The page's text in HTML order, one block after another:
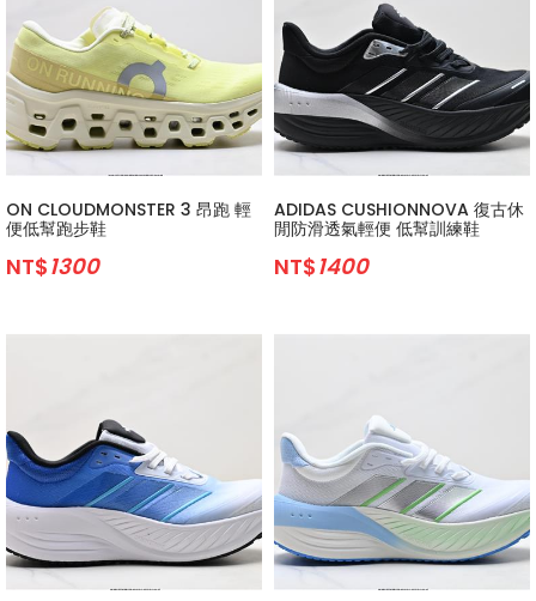
ON CLOUDMONSTER 3 昂跑 輕
便低幫跑步鞋
NT$1300
ADIDAS CUSHIONNOVA 復古休
閒防滑透氣輕便 低幫訓練鞋
NT$1400